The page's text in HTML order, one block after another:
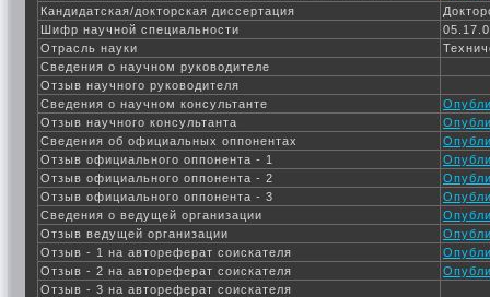
Кандидатская/докторская диссертация
Шифр научной специальности
Отрасль науки
Сведения о научном руководителе
Отзыв научного руководителя
Сведения о научном консультанте
Отзыв научного консультанта
Сведения об официальных оппонентах
Отзыв официального оппонента - 1
Отзыв официального оппонента - 2
Отзыв официального оппонента - 3
Сведения о ведущей организации
Отзыв ведущей организации
Отзыв - 1 на автореферат соискателя
Отзыв - 2 на автореферат соискателя
Отзыв - 3 на автореферат соискателя